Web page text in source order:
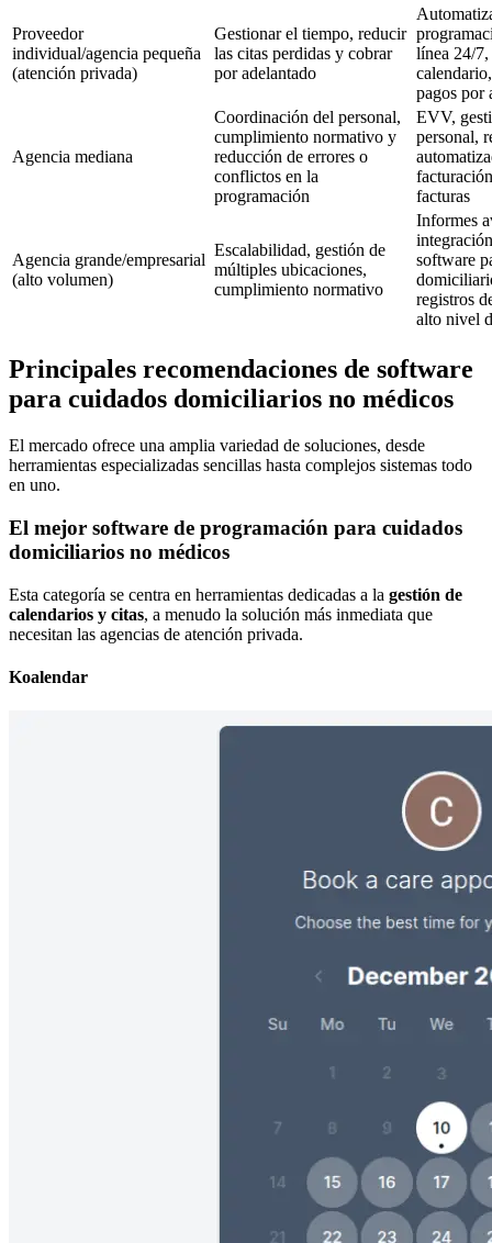
Proveedor
individual/agencia pequeña
(atención privada)
Gestionar el tiempo, reducir
las citas perdidas y cobrar
por adelantado
línea 24/
pagos por
Agencia mediana
Coordinación del personal,
cumplimiento normativo y
reducción de errores o
conflictos en la
programación
EVV,
personal,
facturas
Agencia grande/empresarial
(alto volumen)
Escalabilidad, gestión de
múltiples ubicaciones,
cumplimiento normativo
Informes
software
registros
alto nivel
Principales recomendaciones de software
para cuidados domiciliarios no médicos
El mercado ofrece una amplia variedad de soluciones, desde
herramientas especializadas sencillas hasta complejos sistemas todo
en uno.
El mejor software de programación para cuidados
domiciliarios no médicos
Esta categoría se centra en herramientas dedicadas a la gestión de
calendarios y citas, a menudo la solución más inmediata que
necesitan las agencias de atención privada.
Koalendar